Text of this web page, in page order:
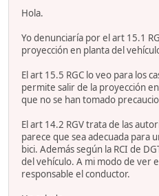
Hola.
Yo denunciaría por el art 15.1
proyección en planta del
El art 15.5 RGC lo veo para los
permite salir de la proyección
que no se han tomado
El art 14.2 RGV trata de las
parece que sea adecuada para
bici. Además según la RCI de
del vehículo. A mi modo de ver
responsable el conductor.